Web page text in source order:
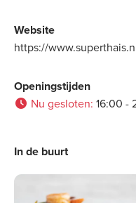
Website
https://
Openingstijden
Nu gesloten: 16:00 -
In de buurt